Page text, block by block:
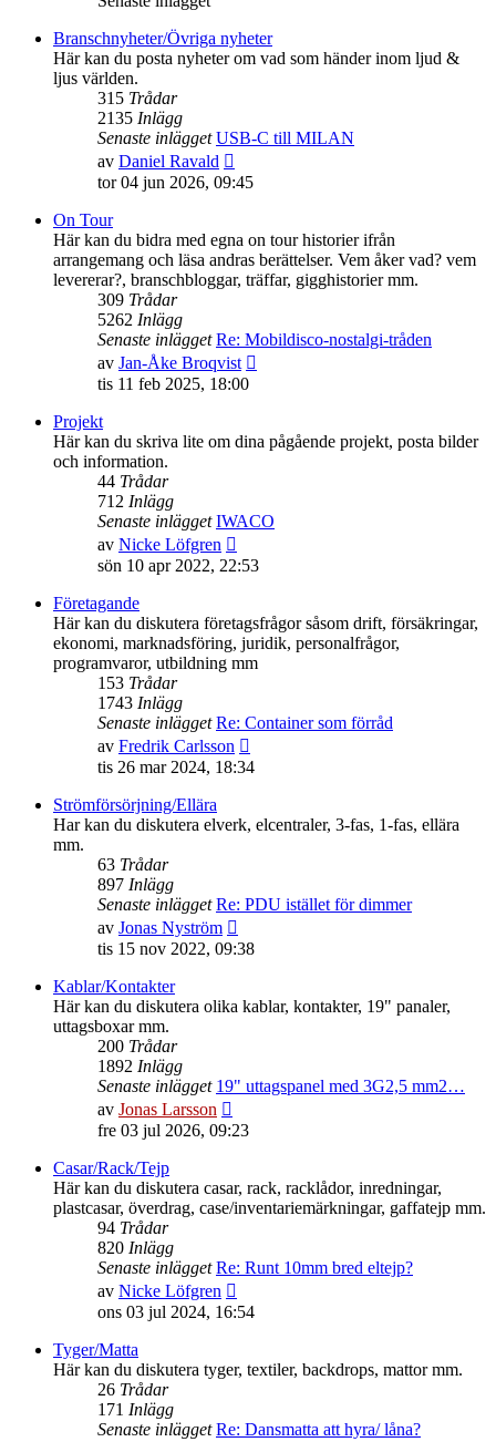
Branschnyheter/Övriga nyheter
Här kan du posta nyheter om vad som händer inom ljud &
ljus världen.
315 Trådar
2135 Inlägg
Senaste inlägget USB-C till MILAN
av Daniel Ravald
till
inlägget
tor 04 jun 2026, 09:45
On Tour
Här kan du bidra med egna on tour historier ifrån
arrangemang och läsa andras berättelser. Vem åker vad? vem
levererar?, branschbloggar, träffar, gigghistorier mm.
309 Trådar
5262 Inlägg
Senaste inlägget Re: Mobildisco-nostalgi-tråden
av Jan-Åke Broqvist
inlägget
tis 11 feb 2025, 18:00
Projekt
Här kan du skriva lite om dina pågående projekt, posta bilder
och information.
44 Trådar
712 Inlägg
Senaste inlägget IWACO
av Nicke Löfgren
till
inlägget
sön 10 apr 2022, 22:53
Företagande
Här kan du diskutera företagsfrågor såsom drift, försäkringar,
ekonomi, marknadsföring, juridik, personalfrågor,
programvaror, utbildning mm
153 Trådar
1743 Inlägg
Senaste inlägget Re: Container som förråd
av Fredrik Carlsson
till
inlägget
tis 26 mar 2024, 18:34
Strömförsörjning/Ellära
Har kan du diskutera elverk, elcentraler, 3-fas, 1-fas, ellära
mm.
63 Trådar
897 Inlägg
Senaste inlägget Re: PDU istället för dimmer
av Jonas Nyström
till
inlägget
tis 15 nov 2022, 09:38
Kablar/Kontakter
Här kan du diskutera olika kablar, kontakter, 19" panaler,
uttagsboxar mm.
200 Trådar
1892 Inlägg
Senaste inlägget 19" uttagspanel med 3G2,5 mm2…
av Jonas Larsson
till
inlägget
fre 03 jul 2026, 09:23
Casar/Rack/Tejp
Här kan du diskutera casar, rack, racklådor, inredningar,
plastcasar, överdrag, case/inventariemärkningar, gaffatejp mm.
94 Trådar
820 Inlägg
Senaste inlägget Re: Runt 10mm bred eltejp?
av Nicke Löfgren
till
inlägget
ons 03 jul 2024, 16:54
Tyger/Matta
Här kan du diskutera tyger, textiler, backdrops, mattor mm.
26 Trådar
171 Inlägg
Senaste inlägget Re: Dansmatta att hyra/ låna?